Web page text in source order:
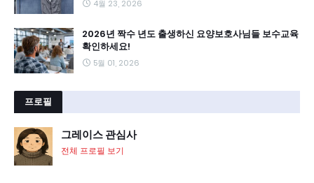
4월 23, 2026
2026년 짝수 년도 출생하신 요양보호사님들 보수교육
확인하세요!
5월 01, 2026
프로필
그레이스 관심사
전체 프로필 보기